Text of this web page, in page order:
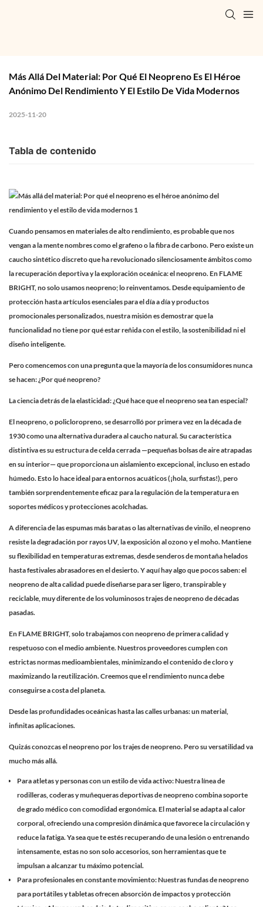
Más Allá Del Material: Por Qué El Neopreno Es El Héroe
Anónimo Del Rendimiento Y El Estilo De Vida Modernos
2025-11-20
Tabla de contenido
Cuando pensamos en materiales de alto rendimiento, es probable que nos
vengan a la mente nombres como el grafeno o la fibra de carbono. Pero existe un
caucho sintético discreto que ha revolucionado silenciosamente ámbitos como
la recuperación deportiva y la exploración oceánica: el neopreno. En FLAME
BRIGHT, no solo usamos neopreno; lo reinventamos. Desde equipamiento de
protección hasta artículos esenciales para el día a día y productos
promocionales personalizados, nuestra misión es demostrar que la
funcionalidad no tiene por qué estar reñida con el estilo, la sostenibilidad ni el
diseño inteligente.
Pero comencemos con una pregunta que la mayoría de los consumidores nunca
se hacen: ¿Por qué neopreno?
La ciencia detrás de la elasticidad: ¿Qué hace que el neopreno sea tan especial?
El neopreno, o policloropreno, se desarrolló por primera vez en la década de
1930 como una alternativa duradera al caucho natural. Su característica
distintiva es su estructura de celda cerrada —pequeñas bolsas de aire atrapadas
en su interior— que proporciona un aislamiento excepcional, incluso en estado
húmedo. Esto lo hace ideal para entornos acuáticos (¡hola, surfistas!), pero
también sorprendentemente eficaz para la regulación de la temperatura en
soportes médicos y protecciones acolchadas.
A diferencia de las espumas más baratas o las alternativas de vinilo, el neopreno
resiste la degradación por rayos UV, la exposición al ozono y el moho. Mantiene
su flexibilidad en temperaturas extremas, desde senderos de montaña helados
hasta festivales abrasadores en el desierto. Y aquí hay algo que pocos saben: el
neopreno de alta calidad puede diseñarse para ser ligero, transpirable y
reciclable, muy diferente de los voluminosos trajes de neopreno de décadas
pasadas.
En FLAME BRIGHT, solo trabajamos con neopreno de primera calidad y
respetuoso con el medio ambiente. Nuestros proveedores cumplen con
estrictas normas medioambientales, minimizando el contenido de cloro y
maximizando la reutilización. Creemos que el rendimiento nunca debe
conseguirse a costa del planeta.
Desde las profundidades oceánicas hasta las calles urbanas: un material,
infinitas aplicaciones.
Quizás conozcas el neopreno por los trajes de neopreno. Pero su versatilidad va
mucho más allá.
Para atletas y personas con un estilo de vida activo:Nuestra línea de
rodilleras, coderas y muñequeras deportivas de neopreno combina soporte
de grado médico con comodidad ergonómica. El material se adapta al calor
corporal, ofreciendo una compresión dinámica que favorece la circulación y
reduce la fatiga. Ya sea que te estés recuperando de una lesión o entrenando
intensamente, estas no son solo accesorios, son herramientas que te
impulsan a alcanzar tu máximo potencial.
Para profesionales en constante movimiento:Nuestras fundas de neopreno
para portátiles y tabletas ofrecen absorción de impactos y protección